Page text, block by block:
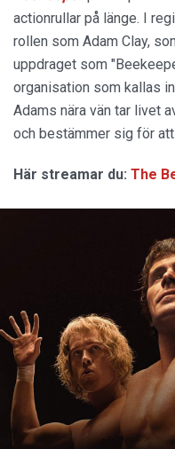
actionrullar på länge. I
rollen som Adam Clay,
uppdraget som
organisation som kallas
Adams nära vän tar livet
och bestämmer sig för
Här streamar du: The